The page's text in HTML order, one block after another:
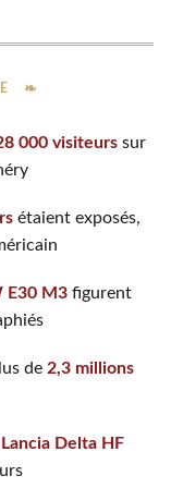
000 visiteurssur
étaient exposés,
E30 M3figurent
de 2,3 millions
Lancia Delta HF